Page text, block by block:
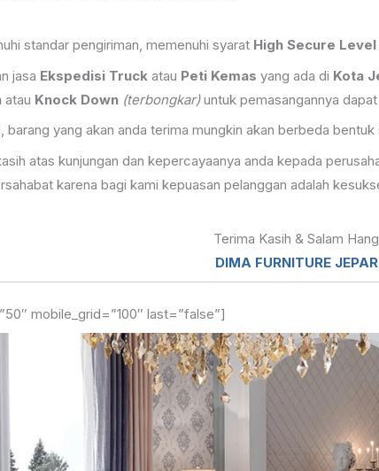
standar pengiriman, memenuhi syarat High Secure Level
jasa Ekspedisi Truck atau Peti Kemas yang ada di Kota
atau Knock Down (terbongkar)untuk pemasangannya
barang yang akan anda terima mungkin akan berbeda
atas kunjungan dan kepercayaanya anda kepada
karena bagi kami kepuasan pelanggan adalah
Terima Kasih & Salam
DIMA FURNITURE
mobile_grid=”100″ last=”false”]